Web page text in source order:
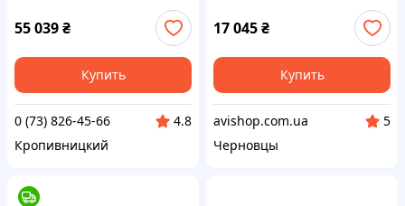
55 039₴
Купить
0 (73) 826-45-66
4.8
Кропивницкий
17 045₴
Купить
avishop.com.ua
5
Черновцы